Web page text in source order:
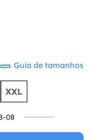
Guia de tamanhos
XXL
08